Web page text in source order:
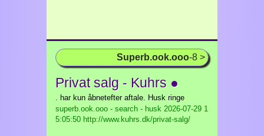
Superb.ook.ooo-8 >
Privat salg - Kuhrs ●
. har kun åbnetefter aftale. Husk ringe
superb.ook.ooo - search - husk 2026-07-29 1
5:05:50 http://www.kuhrs.dk/privat-salg/